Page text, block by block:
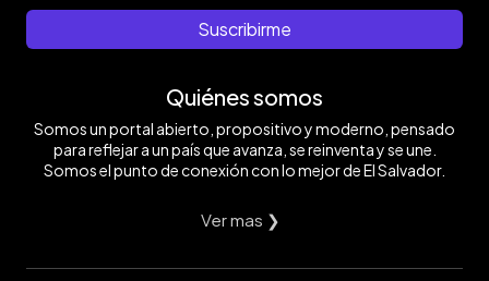
Suscribirme
Quiénes somos
Somos un portal abierto, propositivo y moderno, pensado
para reflejar a un país que avanza, se reinventa y se une.
Somos el punto de conexión con lo mejor de El Salvador.
Ver mas ❯